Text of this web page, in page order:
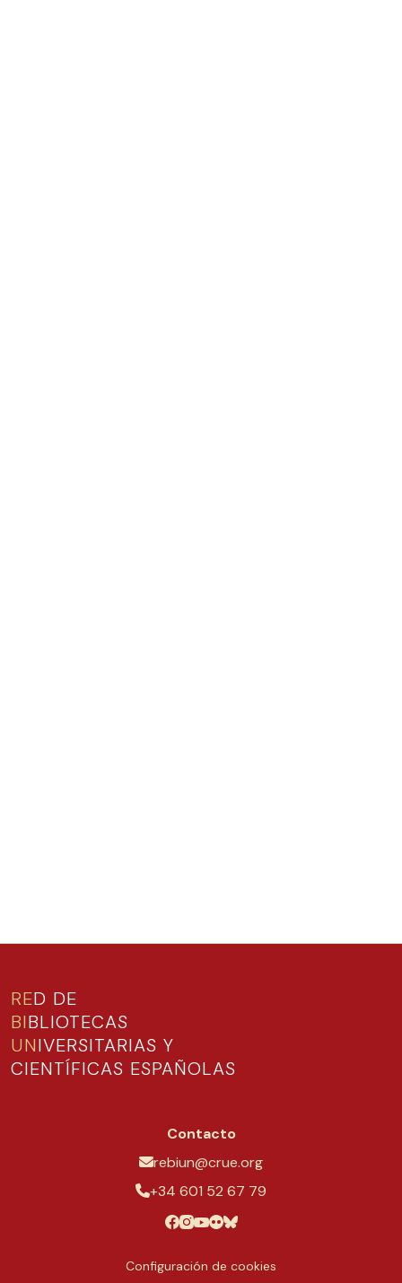
RED DE
BIBLIOTECAS
UNIVERSITARIAS Y
CIENTÍFICAS ESPAÑOLAS
Contacto
rebiun@crue.org
+34 601 52 67 79
Configuración de cookies